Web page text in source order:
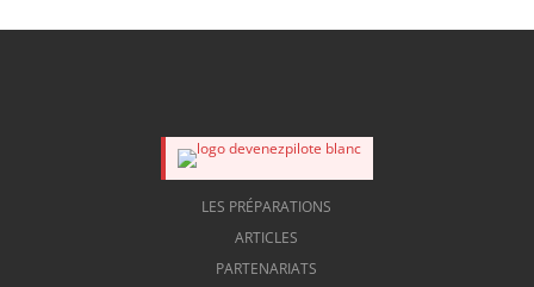
LES PRÉPARATIONS
ARTICLES
PARTENARIATS